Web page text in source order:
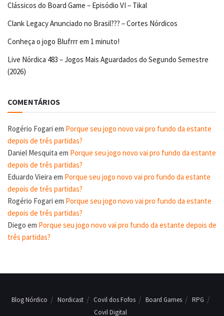
Clássicos do Board Game – Episódio VI – Tikal
Clank Legacy Anunciado no Brasil??? – Cortes Nórdicos
Conheça o jogo Blufrrr em 1 minuto!
Live Nórdica 483 – Jogos Mais Aguardados do Segundo Semestre
(2026)
COMENTÁRIOS
Rogério Fogari em Porque seu jogo novo vai pro fundo da estante
depois de três partidas?
Daniel Mesquita em Porque seu jogo novo vai pro fundo da estante
depois de três partidas?
Eduardo Vieira em Porque seu jogo novo vai pro fundo da estante
depois de três partidas?
Rogério Fogari em Porque seu jogo novo vai pro fundo da estante
depois de três partidas?
Diego em Porque seu jogo novo vai pro fundo da estante depois de
três partidas?
Blog Nórdico Nordicast Covil dos Fofos Board Games
RPG
Covil Digital